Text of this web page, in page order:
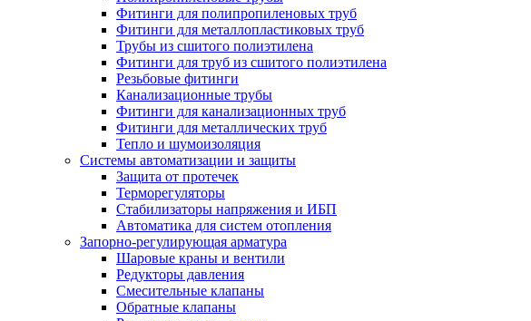
Фитинги для полипропиленовых труб
Фитинги для металлопластиковых труб
Трубы из сшитого полиэтилена
Фитинги для труб из сшитого полиэтилена
Резьбовые фитинги
Канализационные трубы
Фитинги для канализационных труб
Фитинги для металлических труб
Тепло и шумоизоляция
Системы автоматизации и защиты
Защита от протечек
Терморегуляторы
Стабилизаторы напряжения и ИБП
Автоматика для систем отопления
Запорно-регулирующая арматура
Шаровые краны и вентили
Редукторы давления
Смесительные клапаны
Обратные клапаны